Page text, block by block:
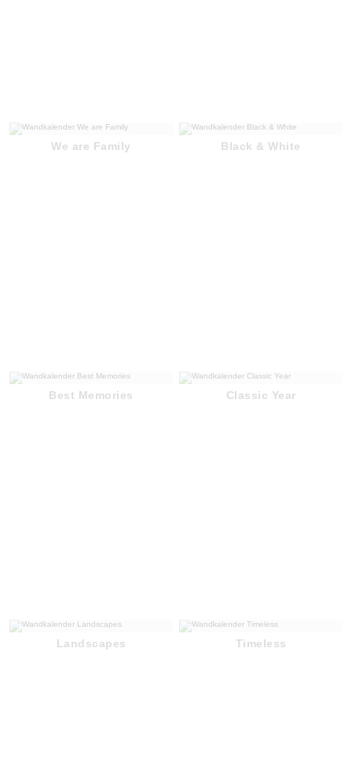
We are Family Black & White
Best Memories Classic Year
Landscapes Timeless